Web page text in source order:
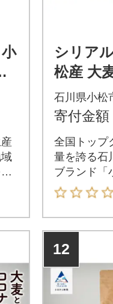
シリア
松産 大
ラノー
石川県小松
寄付金額
全国トップ
量を誇る石
ブランド「
用。
12